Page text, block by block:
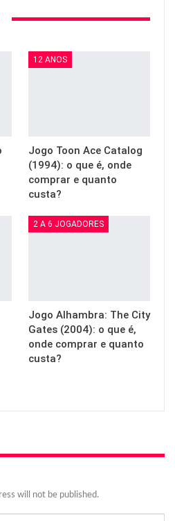
12 ANOS
Jogo Toon Ace Catalog
(1994): o que é, onde
comprar e quanto
custa?
2 A 6 JOGADORES
Jogo Alhambra: The City
Gates (2004): o que é,
onde comprar e quanto
custa?
will not be published.